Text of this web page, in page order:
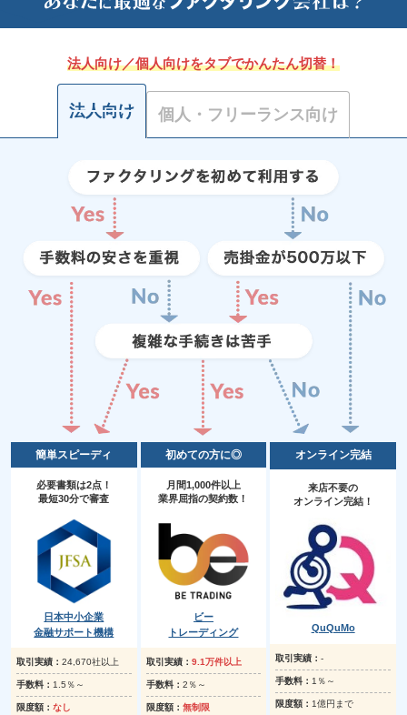
法人向け／個人向けをタブでかんたん切替！
法人向け 個人・フリーランス向け
簡単スピーディ
必要書類は2点！
最短30分で審査
日本中小企業
金融サポート機構
取引実績： 24,670社以上
手数料： 1.5％～
限度額： なし
初めての方に◎
月間1,000件以上
業界屈指の契約数！
ビー
トレーディング
取引実績： 9.1万件以上
手数料： 2％～
限度額： 無制限
オンライン完結
来店不要の
オンライン完結！
QuQuMo
取引実績：‐
手数料：1％～
限度額：1億円まで